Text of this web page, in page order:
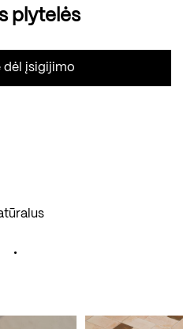
plytelės
dėl įsigijimo
•